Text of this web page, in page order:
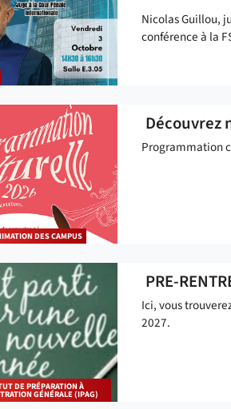
Nicolas Guillou,
conférence à la
DES CAMPUS
Programmation
DE PRÉPARATION À
GÉNÉRALE (IPAG)
PRE-
Ici, vous
2027.